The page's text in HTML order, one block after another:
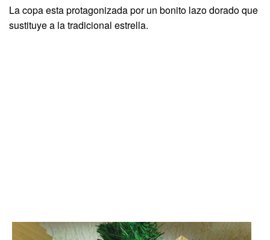
La copa esta protagonizada por un bonito lazo dorado que
sustituye a la tradicional estrella.